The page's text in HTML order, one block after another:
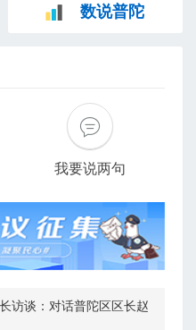
数说普陀
我要说两句
访谈：对话普陀区区长赵